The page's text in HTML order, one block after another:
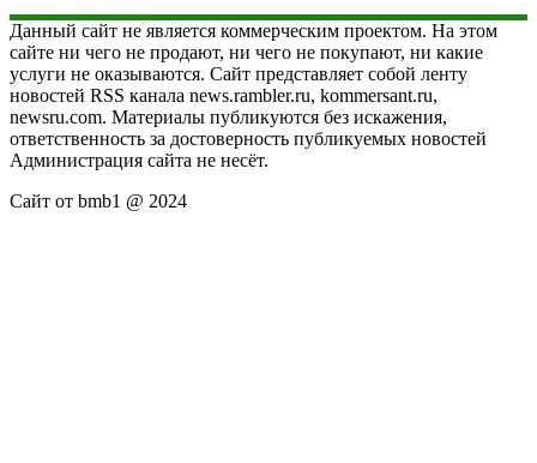
Данный сайт не является коммерческим проектом. На этом
сайте ни чего не продают, ни чего не покупают, ни какие
услуги не оказываются. Сайт представляет собой ленту
новостей RSS канала news.rambler.ru, kommersant.ru,
newsru.com. Материалы публикуются без искажения,
ответственность за достоверность публикуемых новостей
Администрация сайта не несёт.
Сайт от bmb1 @ 2024